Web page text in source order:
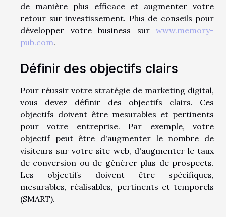
de manière plus efficace et augmenter votre
retour sur investissement. Plus de conseils pour
développer votre business sur www.memory-
pub.com.
Définir des objectifs clairs
Pour réussir votre stratégie de marketing digital,
vous devez définir des objectifs clairs. Ces
objectifs doivent être mesurables et pertinents
pour votre entreprise. Par exemple, votre
objectif peut être d'augmenter le nombre de
visiteurs sur votre site web, d'augmenter le taux
de conversion ou de générer plus de prospects.
Les objectifs doivent être spécifiques,
mesurables, réalisables, pertinents et temporels
(SMART).